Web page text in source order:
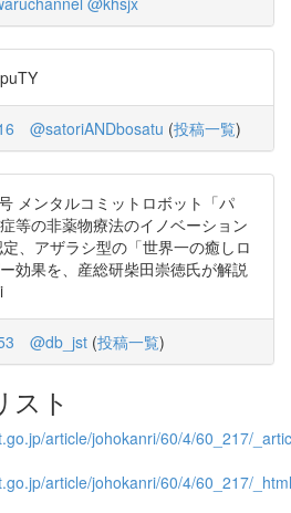
@satoriANDbosatu (投稿一覧)
メンタルコミットロボット「パ
等の非薬物療法のイノベーション
、アザラシ型の「世界一の癒しロ
効果を、産総研柴田崇徳氏が解説
@db_jst (投稿一覧)
スト
article/johokanri/60/4/60_217/
article/johokanri/60/4/60_217/